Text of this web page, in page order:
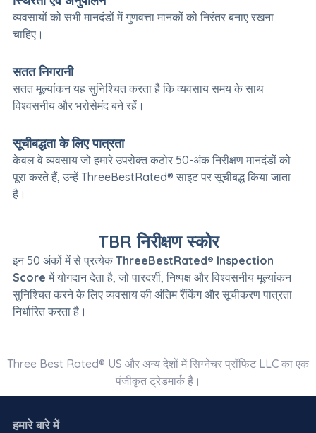
व्यवसायों को सभी मानदंडों में गुणवत्ता मानकों को निरंतर बनाए रखना
चाहिए।
सतत निगरानी
सतत मूल्यांकन यह सुनिश्चित करता है कि व्यवसाय समय के साथ
विश्वसनीय और भरोसेमंद बने रहें।
सूचीबद्धता के लिए पात्रता
केवल वे व्यवसाय जो हमारे उपरोक्त कठोर 50-अंक निरीक्षण मानदंडों को
पूरा करते हैं, उन्हें ThreeBestRated® साइट पर सूचीबद्ध किया जाता
है।
TBR निरीक्षण स्कोर
इन 50 अंकों में से प्रत्येक ThreeBestRated® Inspection
Score में योगदान देता है, जो पारदर्शी, निष्पक्ष और विश्वसनीय मूल्यांकन
सुनिश्चित करने के लिए व्यवसाय की अंतिम रैंकिंग और सूचीकरण पात्रता
निर्धारित करता है।
Three Best Rated® US और अन्य देशों में सिग्नेचर प्रॉफिट LLC का एक
पंजीकृत ट्रेडमार्क है।
हमारे बारे में